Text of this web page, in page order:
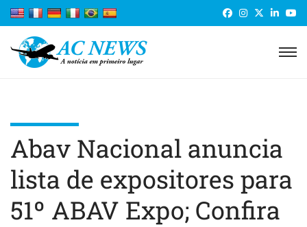
Abav Nacional anuncia
lista de expositores para
51º ABAV Expo; Confira